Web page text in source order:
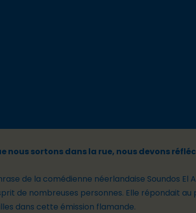
nous sortons dans la rue, nous devons
de la comédienne néerlandaise Soundos El
de nombreuses personnes. Elle répondait
dans cette émission flamande.